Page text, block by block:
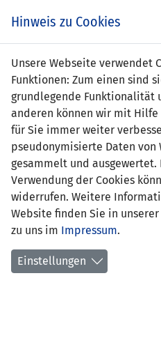
Martin Telser
Position:
Geburtsdatum: 16.
aktueller
Verein:
FC Balzers
frühere
Stationen:
01.07.99-
erlernter Beruf:
Hinweis zu Cookies
Unsere Webseite verwendet
Funktionen: Zum einen sind
grundlegende Funktionalität
anderen können wir mit Hilfe
für Sie immer weiter
pseudonymisierte Daten von
gesammelt und
Verwendung der Cookies
widerrufen. Weitere
Website finden Sie in unserer
zu uns im Impressum.
Einstellungen